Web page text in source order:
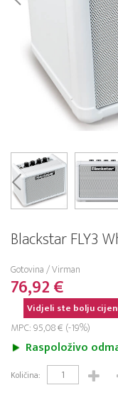
Blackstar FLY3
Gotovina / Virman
76,92 €
Vidjeli ste bolju
MPC: 95,08 € (-19%)
Raspoloživo
Količina: